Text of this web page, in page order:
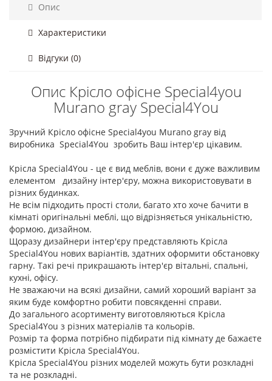
Опис
Характеристики
Відгуки (0)
Опис Крісло офісне Special4you
Murano gray Special4You
Зручний Крісло офісне Special4you Murano gray від
виробника Special4You зробить Ваш інтер'єр цікавим.
Крісла Special4You - це є вид меблів, вони є дуже важливим
елементом дизайну інтер'єру, можна використовувати в
різних будинках.
Не всім підходить прості столи, багато хто хоче бачити в
кімнаті оригінальні меблі, що відрізняється унікальністю,
формою, дизайном.
Щоразу дизайнери інтер'єру представляють Крісла
Special4You нових варіантів, здатних оформити обстановку
гарну. Такі речі прикрашають інтер'єр вітальні, спальні,
кухні, офісу.
Не зважаючи на всякі дизайни, самий хороший варіант за
яким буде комфортно робити повсякденні справи.
До загального асортименту виготовляються Крісла
Special4You з різних матеріалів та кольорів.
Розмір та форма потрібно підбирати під кімнату де бажаєте
розмістити Крісла Special4You.
Крісла Special4You різних моделей можуть бути розкладні
та не розкладні.